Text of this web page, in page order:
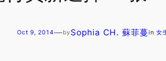
Oct 9, 2014—by Sophia CH. 蘇菲蔓in 女